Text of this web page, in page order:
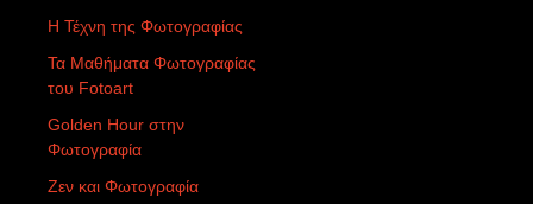
Η Τέχνη της Φωτογραφίας
Τα Μαθήματα Φωτογραφίας
του Fotoart
Golden Hour στην
Φωτογραφία
Ζεν και Φωτογραφία